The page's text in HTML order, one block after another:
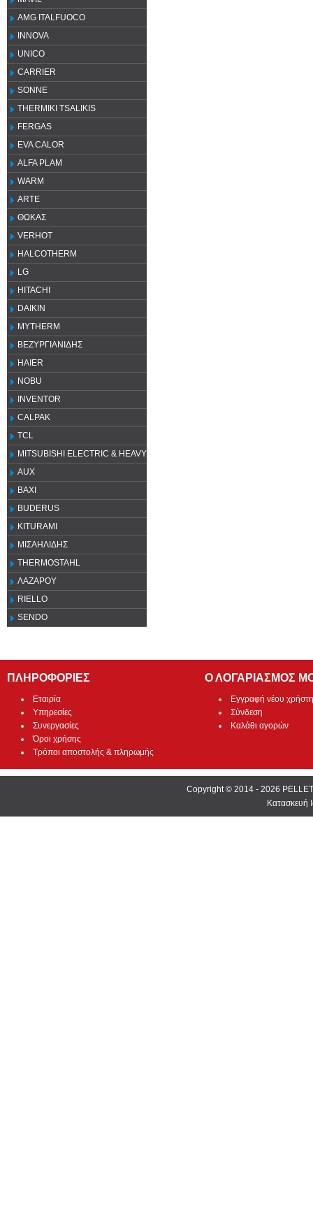
AMG ITALFUOCO
INNOVA
UNICO
CARRIER
SONNE
THERMIKI TSALIKIS
FERGAS
EVA CALOR
ALFA PLAM
WARM
ARTE
ΘΩΚΑΣ
VERHOT
HALCOTHERM
LG
HITACHI
DAIKIN
MYTHERM
ΒΕΖΥΡΓΙΑΝΙΔΗΣ
HAIER
NOBU
INVENTOR
CALPAK
TCL
MITSUBISHI ELECTRIC & HEAVY
AUX
ΒΑΧΙ
BUDERUS
KITURAMI
ΜΙΣΑΗΛΙΔΗΣ
THERMOSTAHL
ΛΑΖΑΡΟΥ
RIELLO
SENDO
ΠΛΗΡΟΦΟΡΙΕΣ
Εταιρία
Υπηρεσίες
Συνεργασίες
Όροι χρήσης
Τρόποι αποστολής & πληρωμής
Ο ΛΟΓΑΡΙΑΣΜΟΣ
Εγγραφή νέου χρήστη
Σύνδεση
Καλάθι αγορών
Copyright © 2014 - 2026
Κατασκευή